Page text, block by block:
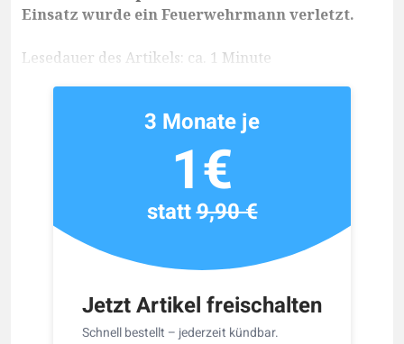
Einsatz wurde ein Feuerwehrmann verletzt.
Lesedauer des Artikels: ca. 1 Minute
Jetzt Artikel freischalten
Schnell bestellt – jederzeit kündbar.
3 Monate je
1€
statt9,90 €